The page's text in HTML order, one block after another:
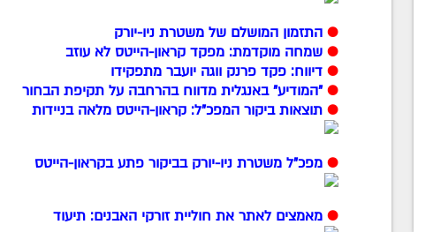
●התזמון המושלם של משטרת ניו-יורק
●שמחה מוקדמת: מפקד קראון-הייטס לא עוזב
●דיווח: פקד פרנק ווגה יועבר מתפקידו
●"המודיע" באנגלית מדווח בהרחבה על תקיפת הבחור
●תוצאות ביקור המפכ"ל: קראון-הייטס מלאה בניידות
●מפכ"ל משטרת ניו-יורק בביקור פתע בקראון-הייטס
●מאמצים לאתר את חוליית זורקי האבנים: תיעוד